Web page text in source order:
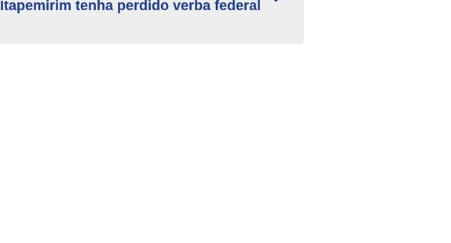
Itapemirim tenha perdido verba federal